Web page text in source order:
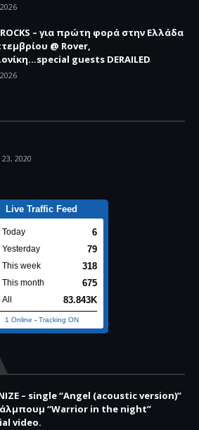
ROCKS – για πρώτη φορά στην Ελλάδα
@ Rover,
guests DERAILED
2020
Live Traffic Feed
Today 6
Yesterday 79
This week 318
This month 675
All 83.843K
1 Online - Tracking ON
– single “Angel (acoustic version)”
“Warrior in the night”
video.